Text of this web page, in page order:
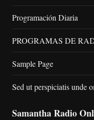
Programación Diaria
PROGRAMAS DE
Sample Page
Sed ut perspiciatis unde
Samantha Radio